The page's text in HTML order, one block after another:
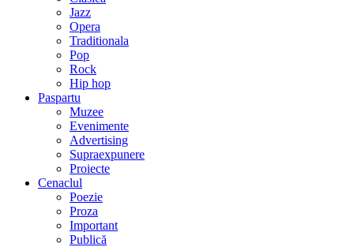
Jazz
Opera
Traditionala
Pop
Rock
Hip hop
Paspartu
Muzee
Evenimente
Advertising
Supraexpunere
Proiecte
Cenaclul
Poezie
Proza
Important
Publică